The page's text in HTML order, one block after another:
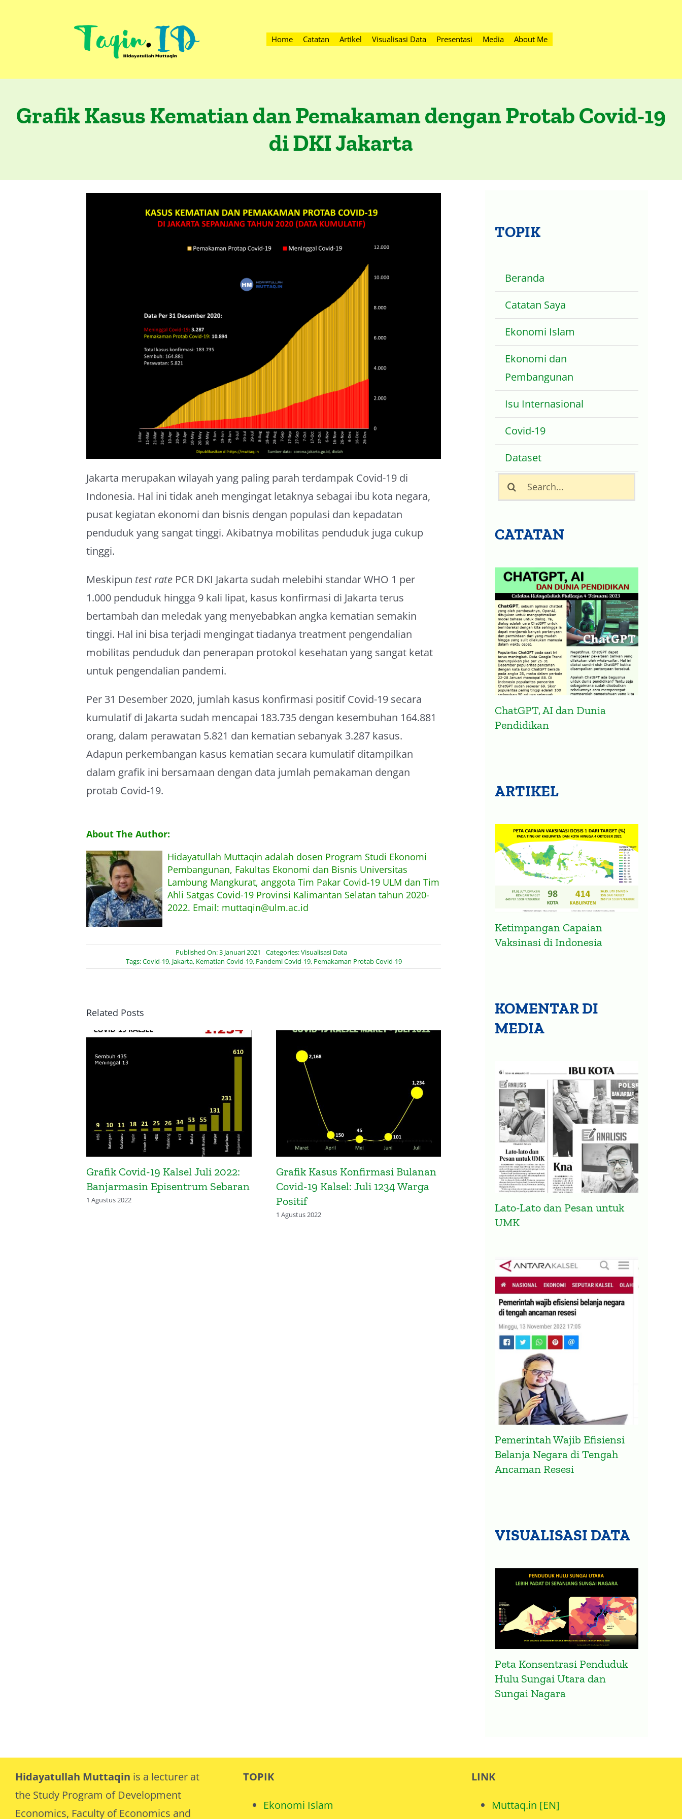
Home Catatan Artikel Visualisasi Data Presentasi Media About Me
Grafik Kasus Kematian dan Pemakaman dengan Protab Covid-19
di DKI Jakarta
Jakarta merupakan wilayah yang paling parah terdampak Covid-19 di
Indonesia. Hal ini tidak aneh mengingat letaknya sebagai ibu kota negara,
pusat kegiatan ekonomi dan bisnis dengan populasi dan kepadatan
penduduk yang sangat tinggi. Akibatnya mobilitas penduduk juga cukup
tinggi.
Meskipun test rate PCR DKI Jakarta sudah melebihi standar WHO 1 per
1.000 penduduk hingga 9 kali lipat, kasus konfirmasi di Jakarta terus
bertambah dan meledak yang menyebabkan angka kematian semakin
tinggi. Hal ini bisa terjadi mengingat tiadanya treatment pengendalian
mobilitas penduduk dan penerapan protokol kesehatan yang sangat ketat
untuk pengendalian pandemi.
Per 31 Desember 2020, jumlah kasus konfirmasi positif Covid-19 secara
kumulatif di Jakarta sudah mencapai 183.735 dengan kesembuhan 164.881
orang, dalam perawatan 5.821 dan kematian sebanyak 3.287 kasus.
Adapun perkembangan kasus kematian secara kumulatif ditampilkan
dalam grafik ini bersamaan dengan data jumlah pemakaman dengan
protab Covid-19.
About The Author:
Hidayatullah Muttaqin adalah dosen Program Studi Ekonomi
Pembangunan, Fakultas Ekonomi dan Bisnis Universitas
Lambung Mangkurat, anggota Tim Pakar Covid-19 ULM dan Tim
Ahli Satgas Covid-19 Provinsi Kalimantan Selatan tahun 2020-
2022. Email: muttaqin@ulm.ac.id
Published On: 3 Januari 2021 Categories:Visualisasi Data
Tags:Covid-19, Jakarta, Kematian Covid-19, Pandemi Covid-19, Pemakaman Protab Covid-19
Related Posts
Grafik Covid-19 Kalsel Juli 2022:
Banjarmasin Episentrum Sebaran
1 Agustus 2022
Grafik Kasus Konfirmasi Bulanan
Covid-19 Kalsel: Juli 1234 Warga
Positif
1 Agustus 2022
Grafik Kematian di Kalsel Masih
Terjadi Meski Gelombang
Omicron Melandai
17 Maret 2022
TOPIK
Beranda
Catatan Saya
Ekonomi Islam
Ekonomi dan
Pembangunan
Isu Internasional
Covid-19
Dataset
Search
for:
CATATAN
ChatGPT, AI dan Dunia
Pendidikan
ARTIKEL
Ketimpangan Capaian
Vaksinasi di Indonesia
KOMENTAR DI
MEDIA
Lato-Lato dan Pesan untuk
UMK
Pemerintah Wajib Efisiensi
Belanja Negara di Tengah
Ancaman Resesi
VISUALISASI DATA
Peta Konsentrasi Penduduk
Hulu Sungai Utara dan
Sungai Nagara
Hidayatullah Muttaqin is a lecturer at
the Study Program of Development
Economics, Faculty of Economics and
TOPIK
Ekonomi Islam
LINK
Muttaq.in [EN]